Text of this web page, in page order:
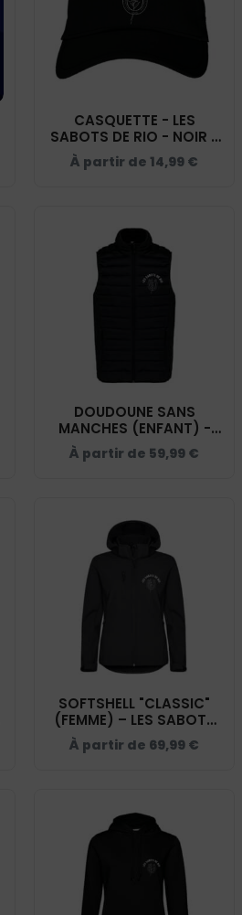
CASQUETTE - LES
SABOTS DE RIO - NOIR -
BF015
À partir de 14,99 €
DOUDOUNE SANS
MANCHES (ENFANT) -
LES SABOTS DE RIO -
NOIR - K6115
À partir de 59,99 €
SOFTSHELL "CLASSIC"
(FEMME) – LES SABOTS
DE RIO - NOIR - 0200917
À partir de 69,99 €